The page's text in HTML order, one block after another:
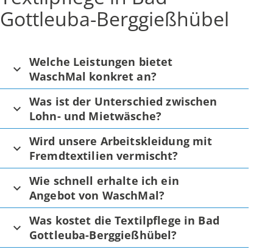
Gottleuba-Berggießhübel
Welche Leistungen bietet
WaschMal konkret an?
Was ist der Unterschied zwischen
Lohn- und Mietwäsche?
Wird unsere Arbeitskleidung mit
Fremdtextilien vermischt?
Wie schnell erhalte ich ein
Angebot von WaschMal?
Was kostet die Textilpflege in Bad
Gottleuba-Berggießhübel?